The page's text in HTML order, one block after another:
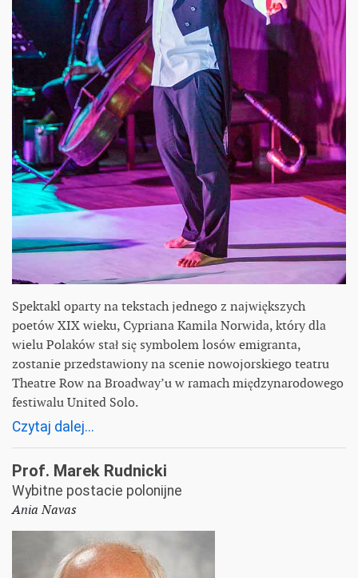
Spektakl oparty na tekstach jednego z największych
poetów XIX wieku, Cypriana Kamila Norwida, który dla
wielu Polaków stał się symbolem losów emigranta,
zostanie przedstawiony na scenie nowojorskiego teatru
Theatre Row na Broadway’u w ramach międzynarodowego
festiwalu United Solo.
Czytaj dalej...
Prof. Marek Rudnicki
Wybitne postacie polonijne
Ania Navas